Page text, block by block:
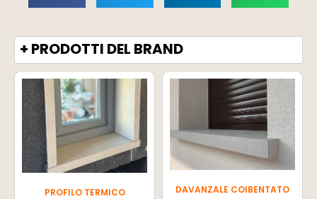
+ PRODOTTI DEL BRAND
PROFILO TERMICO DAVANZALE COIBENTATO